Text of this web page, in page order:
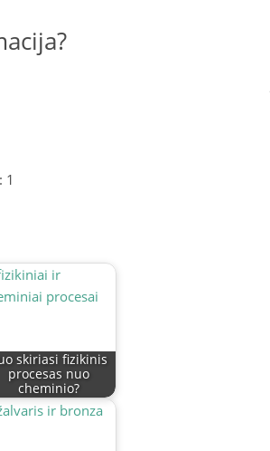
1
skiriasi fizikinis
procesas nuo
cheminio?